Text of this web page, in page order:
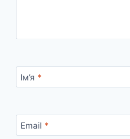
Ім’я *
Email *